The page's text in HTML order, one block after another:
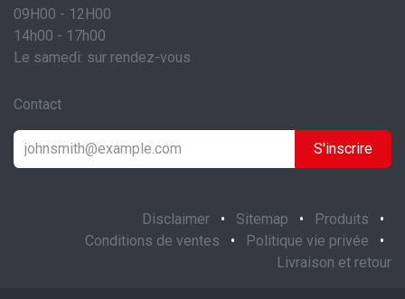
09H00 - 12H00
14h00 - 17h00
Le samedi: sur rendez-vous
Contact
S'inscrire
Disclaimer • Sitemap • Produits
•
Conditions de ventes
• Politique vie privée
•
Livraison et retour